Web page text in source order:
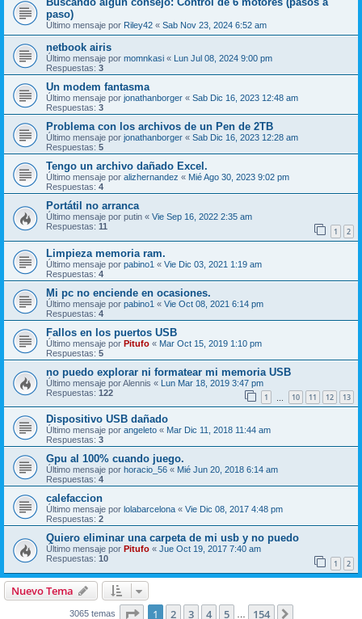
paso)
Último mensaje por Riley42 « Sab Nov 23, 2024 6:52 am
netbook airis
Último mensaje por momnkasi « Lun Jul 08, 2024 9:00 pm
Respuestas: 3
Un modem fantasma
Último mensaje por jonathanborger « Sab Dic 16, 2023 12:48 am
Respuestas: 3
Problema con los archivos de un Pen de 2TB
Último mensaje por jonathanborger « Sab Dic 16, 2023 12:28 am
Respuestas: 5
Tengo un archivo dañado Excel.
Último mensaje por alizhernandez « Mié Ago 30, 2023 9:02 pm
Respuestas: 4
Portátil no arranca
Último mensaje por putin « Vie Sep 16, 2022 2:35 am
Respuestas: 11 1 2
Limpieza memoria ram.
Último mensaje por pabino1 « Vie Dic 03, 2021 1:19 am
Respuestas: 4
Mi pc no enciende en ocasiones.
Último mensaje por pabino1 « Vie Oct 08, 2021 6:14 pm
Respuestas: 4
Fallos en los puertos USB
Último mensaje por Pitufo « Mar Oct 15, 2019 1:10 pm
Respuestas: 5
no puedo explorar ni formatear mi memoria USB
Último mensaje porAlennis « Lun Mar 18, 2019 3:47 pm
Respuestas: 122 1 10 11 12 13
Dispositivo USB dañado
Último mensaje por angeleto « Mar Dic 11, 2018 11:44 am
Respuestas: 3
Gpu al 100% cuando juego.
Último mensaje por horacio_56 « Mié Jun 20, 2018 6:14 am
Respuestas: 4
calefaccion
Último mensaje por lolabarcelona « Vie Dic 08, 2017 4:48 pm
Respuestas: 2
Quiero eliminar una carpeta de mi usb y no puedo
Último mensaje por Pitufo « Jue Oct 19, 2017 7:40 am
Respuestas: 10 1 2
Nuevo Tema
3065 temas Página de 154
1 2 3 4 5 154